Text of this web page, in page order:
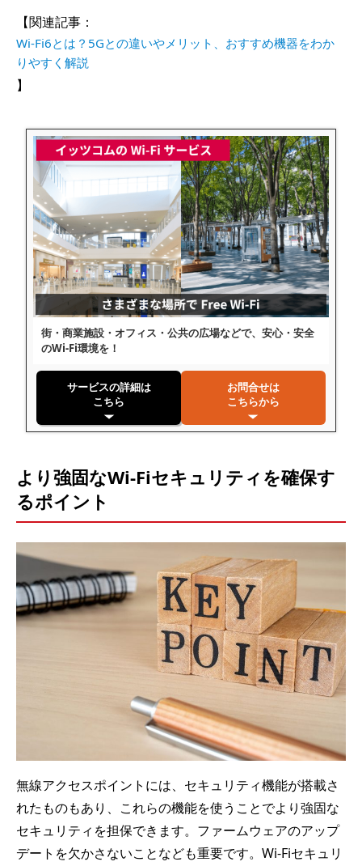
【関連記事：
Wi-Fi6とは？5Gとの違いやメリット、おすすめ機器をわか
りやすく解説
】
街・商業施設・オフィス・公共の広場などで、安心・安全
のWi-Fi環境を！
サービスの詳細は
こちら
お問合せは
こちらから
より強固なWi-Fiセキュリティを確保す
るポイント
無線アクセスポイントには、セキュリティ機能が搭載さ
れたものもあり、これらの機能を使うことでより強固な
セキュリティを担保できます。ファームウェアのアップ
デートを欠かさないことなども重要です。Wi-Fiセキュリ